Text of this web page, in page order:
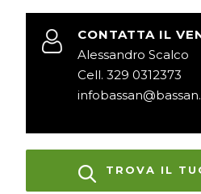
CONTATTA IL
Alessandro Scalco
Cell. 329 0312373
TROVA IL